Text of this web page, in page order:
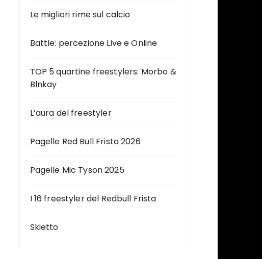
Le migliori rime sul calcio
Battle: percezione Live e Online
TOP 5 quartine freestylers: Morbo &
Blnkay
L’aura del freestyler
Pagelle Red Bull Frista 2026
Pagelle Mic Tyson 2025
I 16 freestyler del Redbull Frista
Skietto